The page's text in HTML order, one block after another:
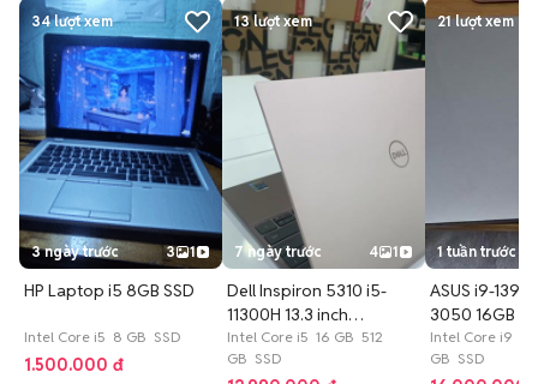
34lượt xem
3 ngày trước 3 1
HP Laptop i5 8GB SSD
Intel Core i5 8 GB SSD
1.500.000 đ
13lượt xem
7 ngày trước 4 1
Dell Inspiron 5310 i5-
11300H 13.3 inch
16GB/512GB
Intel Core i5 16 GB 512
GB SSD
21lượt xem
1 tuần trước
ASUS i9-13900H / RTX
3050 16GB
Intel Core i9 16
GB SSD